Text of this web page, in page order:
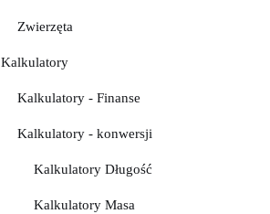
Zwierzęta
Kalkulatory
Kalkulatory - Finanse
Kalkulatory - konwersji
Kalkulatory Długość
Kalkulatory Masa